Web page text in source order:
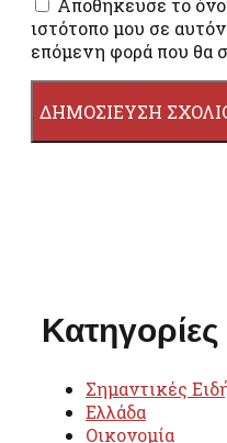
Αποθήκευσε το
ιστότοπο μου σε
επόμενη φορά που θα
Κατηγορίες
Σημαντικές
Ελλάδα
Οικονομία